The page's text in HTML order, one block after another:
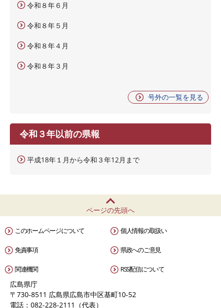
令和８年６月
令和８年５月
令和８年４月
令和８年３月
号外の一覧を見る
令和３年以前の県報
平成18年１月から令和３年12月まで
ページの先頭へ
このホームページについて 個人情報の取扱い
免責事項 県政へのご意見
関連機関 RSS配信について
広島県庁
〒730-8511 広島県広島市中区基町10-52
電話：082-228-2111（代表）